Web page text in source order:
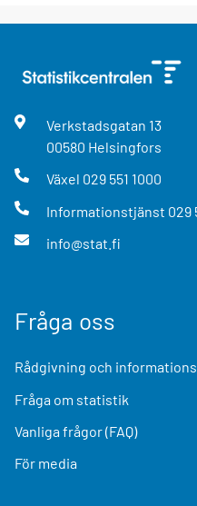
Verkstadsgatan 13
00580 Helsingfors
Växel 029 551 1000
Informationstjänst 029
info@stat.fi
Fråga oss
Rådgivning och
Fråga om statistik
Vanliga frågor (FAQ)
För media